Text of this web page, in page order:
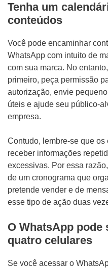
Tenha um
conteúdos
Você pode encaminhar
WhatsApp com intuito de
com sua marca. No
primeiro, peça permissão
autorização, envie
úteis e ajude seu público-
empresa.
Contudo, lembre-se que
receber informações
excessivas. Por essa
de um cronograma que
pretende vender e de
esse tipo de ação duas
O WhatsApp pode
quatro celulares
Se você acessar o